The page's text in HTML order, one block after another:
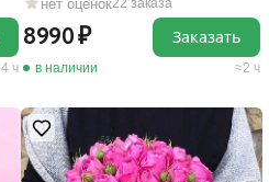
4 ч
нет оценок22 заказа
8990
в наличии 2 ч
Заказать